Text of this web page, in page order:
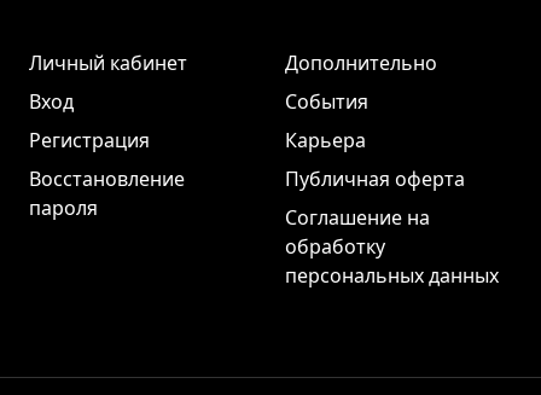
Личный кабинет
Вход
Регистрация
Восстановление
пароля
Дополнительно
События
Карьера
Публичная оферта
Соглашение на
обработку
персональных данных